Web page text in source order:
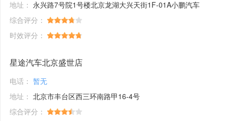
地址： 永兴路7号院1号楼北京龙湖大兴天街1F-01A小鹏汽车
综合评分：
时效评分：
星途汽车北京盛世店
电话： 暂无
地址： 北京市丰台区西三环南路甲16-4号
综合评分：